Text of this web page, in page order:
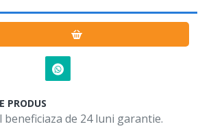
PRODUS
beneficiaza de 24 luni garantie.